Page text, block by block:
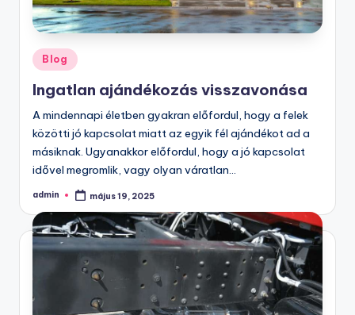
Posted
Blog
Ingatlan ajándékozás visszavonása
A mindennapi életben gyakran előfordul, hogy a felek
közötti jó kapcsolat miatt az egyik fél ajándékot ad a
másiknak. Ugyanakkor előfordul, hogy a jó kapcsolat
idővel megromlik, vagy olyan váratlan…
Posted
admin május 19, 2025